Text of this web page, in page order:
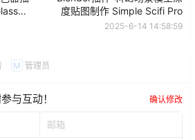
度贴图制作 Simple Scifi Pro
2025-6-14 14:58:59
M 管理员
与互动！ 确认修改